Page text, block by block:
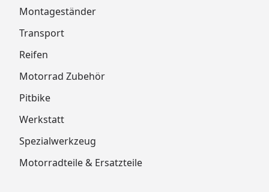
Montageständer
Transport
Reifen
Motorrad Zubehör
Pitbike
Werkstatt
Spezialwerkzeug
Motorradteile & Ersatzteile